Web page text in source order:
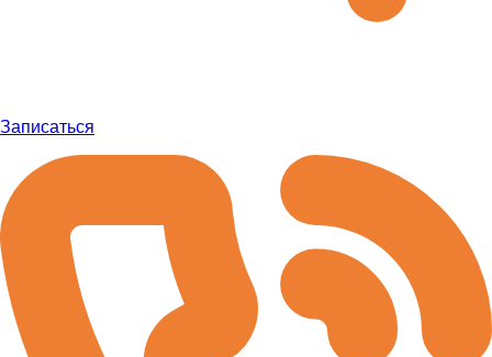
Записаться